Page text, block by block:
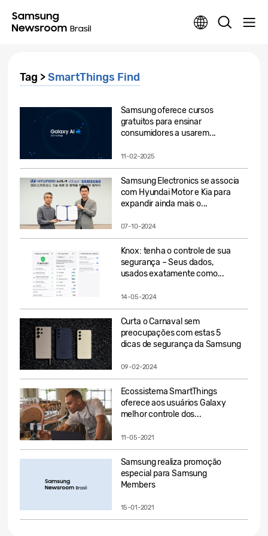
Tag >SmartThings Find
Samsung oferece cursos
gratuitos para ensinar
consumidores a usarem...
11-02-2025
Samsung Electronics se associa
com Hyundai Motor e Kia para
expandir ainda mais o...
07-10-2024
Knox: tenha o controle de sua
segurança – Seus dados,
usados exatamente como...
14-05-2024
Curta o Carnaval sem
preocupações com estas 5
dicas de segurança da Samsung
09-02-2024
Ecossistema SmartThings
oferece aos usuários Galaxy
melhor controle dos...
11-05-2021
Samsung realiza promoção
especial para Samsung
Members
15-01-2021